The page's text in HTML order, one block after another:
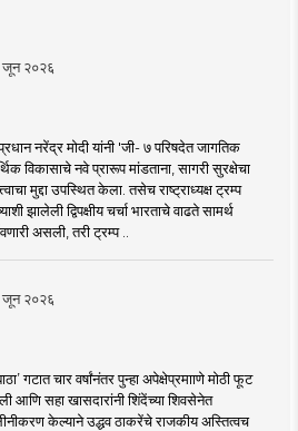
जून २०२६
नरेंद्र मोदी यांनी 'जी- ७ परिषदेत जागतिक
विकासाचे नवे प्रारूप मांडताना, सागरी सुरक्षेचा
मुद्दा उपस्थित केला. तसेच राष्ट्राध्यक्ष ट्रम्प
झालेली द्विपक्षीय चर्चा भारताचे वाढते सामर्थ
असली, तरी ट्रम्प ..
जून २०२६
गटात चार वर्षांनंतर पुन्हा अपेक्षेप्रमााणे मोठी फूट
आणि सहा खासदारांनी शिंदेंच्या शिवसेनेत
केल्याने उद्धव ठाकरेंचे राजकीय अस्तित्वच